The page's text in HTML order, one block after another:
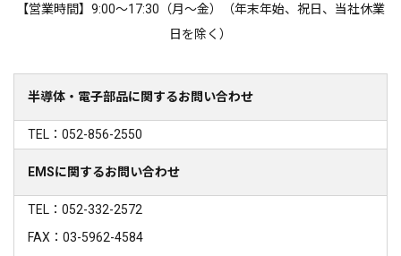
【営業時間】9:00～17:30（月～金）（年末年始、祝日、当社休業
日を除く）
半導体・電子部品に関するお問い合わせ
TEL：052-856-2550
EMSに関するお問い合わせ
TEL：052-332-2572
FAX：03-5962-4584